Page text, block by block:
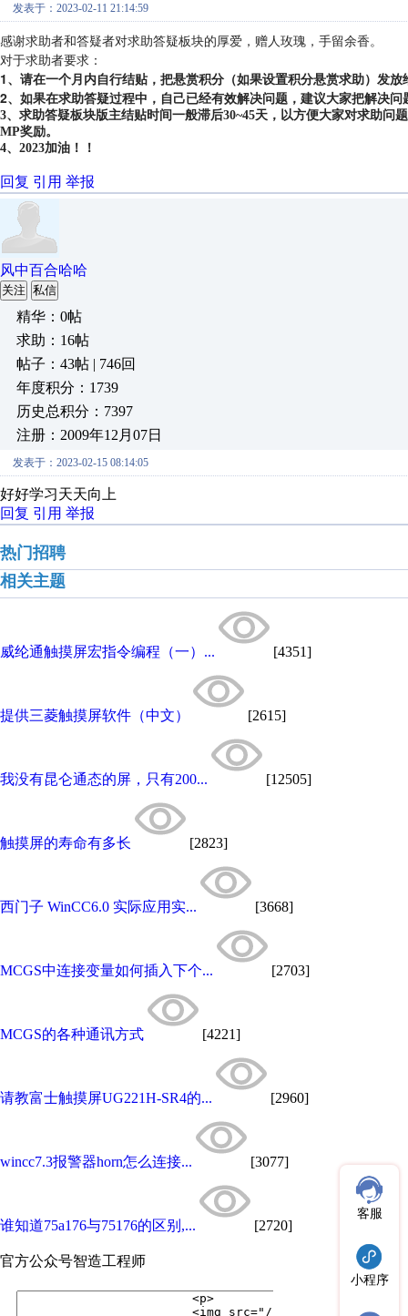
发表于：2023-02-11 21:14:59
感谢求助者和答疑者对求助答疑板块的厚爱，赠人玫瑰，手留余香。
对于求助者要求：
1、请在一个月内自行结贴，把悬赏积分（如果设置积分悬赏求助）发放
2、如果在求助答疑过程中，自己已经有效解决问题，建议大家把解决
3、求助答疑板块版主结贴时间一般滞后30~45天，以方便大家对求助
MP奖励。
4、2023加油！！
回复 引用 举报
风中百合哈哈
关注 私信
精华：0帖
求助：16帖
帖子：43帖 | 746回
年度积分：1739
历史总积分：7397
注册：2009年12月07日
发表于：2023-02-15 08:14:05
好好学习天天向上
回复 引用 举报
热门招聘
相关主题
威纶通触摸屏宏指令编程（一）... [4351]
提供三菱触摸屏软件（中文） [2615]
我没有昆仑通态的屏，只有200... [12505]
触摸屏的寿命有多长 [2823]
西门子 WinCC6.0 实际应用实... [3668]
MCGS中连接变量如何插入下个... [2703]
MCGS的各种通讯方式 [4221]
请教富士触摸屏UG221H-SR4的... [2960]
wincc7.3报警器horn怎么连接... [3077]
谁知道75a176与75176的区别,... [2720]
官方公众号智造工程师
客服
小程序